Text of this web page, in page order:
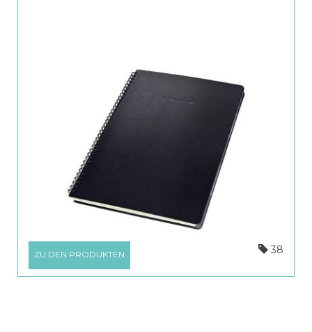
ZU DEN PRODUKTEN 38